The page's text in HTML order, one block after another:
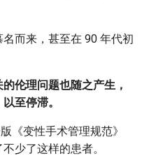
而来，甚至在 90 年代初
伦理问题也随之产生，
至停滞。
《变性手术管理规范》
少了这样的患者。